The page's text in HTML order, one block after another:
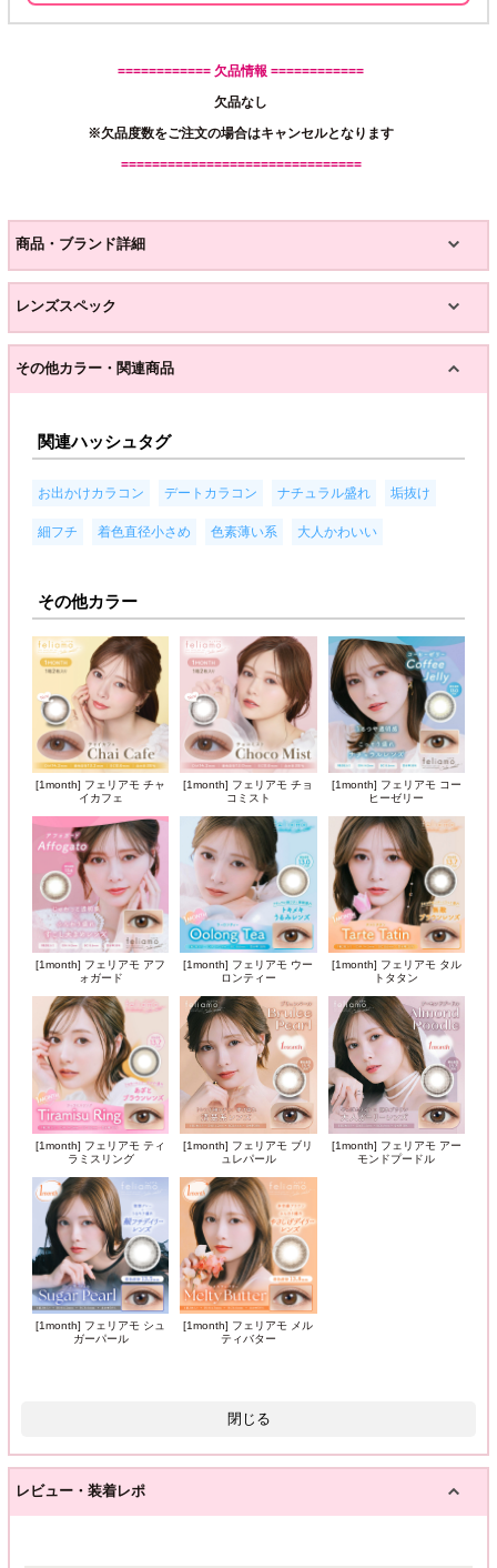
============ 欠品情報 ============
欠品なし
※欠品度数をご注文の場合はキャンセルとなります
===============================
商品・ブランド詳細
レンズスペック
その他カラー・関連商品
関連ハッシュタグ
お出かけカラコン デートカラコン ナチュラル盛れ 垢抜け
細フチ 着色直径小さめ 色素薄い系 大人かわいい
その他カラー
[1month] フェリアモ チャ
イカフェ
[1month] フェリアモ チョ
コミスト
[1month] フェリアモ コー
ヒーゼリー
[1month] フェリアモ アフ
ォガード
[1month] フェリアモ ウー
ロンティー
[1month] フェリアモ タル
トタタン
[1month] フェリアモ ティ
ラミスリング
[1month] フェリアモ ブリ
ュレパール
[1month] フェリアモ アー
モンドプードル
[1month] フェリアモ シュ
ガーパール
[1month] フェリアモ メル
ティバター
閉じる
レビュー・装着レポ